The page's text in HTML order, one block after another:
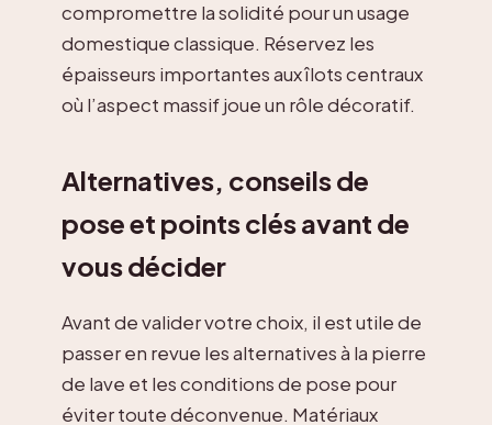
compromettre la solidité pour un usage
domestique classique. Réservez les
épaisseurs importantes aux îlots centraux
où l’aspect massif joue un rôle décoratif.
Alternatives, conseils de
pose et points clés avant de
vous décider
Avant de valider votre choix, il est utile de
passer en revue les alternatives à la pierre
de lave et les conditions de pose pour
éviter toute déconvenue. Matériaux